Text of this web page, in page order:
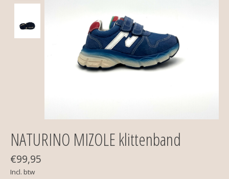
NATURINO MIZOLE klittenband
€99,95
Incl. btw